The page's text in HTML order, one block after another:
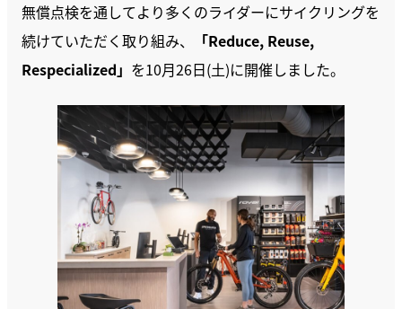
無償点検を通してより多くのライダーにサイクリングを
続けていただく取り組み、
「Reduce, Reuse,
Respecialized」 を10月26日(土)に開催しました。